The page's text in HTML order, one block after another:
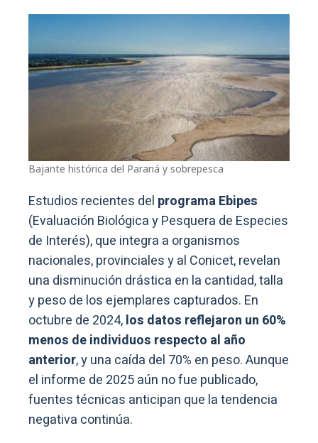
Bajante histórica del Paraná y sobrepesca
Estudios recientes del programa Ebipes
(Evaluación Biológica y Pesquera de Especies
de Interés), que integra a organismos
nacionales, provinciales y al Conicet, revelan
una disminución drástica en la cantidad, talla
y peso de los ejemplares capturados. En
octubre de 2024,los datos reflejaron un 60%
menos de individuos respecto al año
anterior, y una caída del 70% en peso. Aunque
el informe de 2025 aún no fue publicado,
fuentes técnicas anticipan que la tendencia
negativa continúa.